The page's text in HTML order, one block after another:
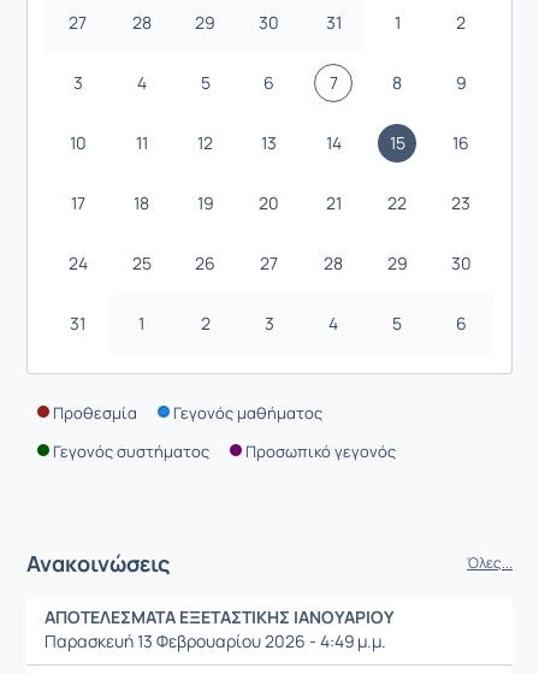
27 28 29 30 31 1 2
3 4 5 6 7 8 9
10 11 12 13 14 15 16
17 18 19 20 21 22 23
24 25 26 27 28 29 30
31 1 2 3 4 5 6
Προθεσμία
Γεγονός μαθήματος
Γεγονός συστήματος
Προσωπικό γεγονός
Ανακοινώσεις Όλες...
ΑΠΟΤΕΛΕΣΜΑΤΑ ΕΞΕΤΑΣΤΙΚΗΣ ΙΑΝΟΥΑΡΙΟΥ
Παρασκευή 13 Φεβρουαρίου 2026 - 4:49 μ.μ.